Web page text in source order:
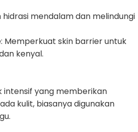
mendalam dan melindungi
Memperkuat skin barrier untuk
kenyal.
intensif yang memberikan
kulit, biasanya digunakan